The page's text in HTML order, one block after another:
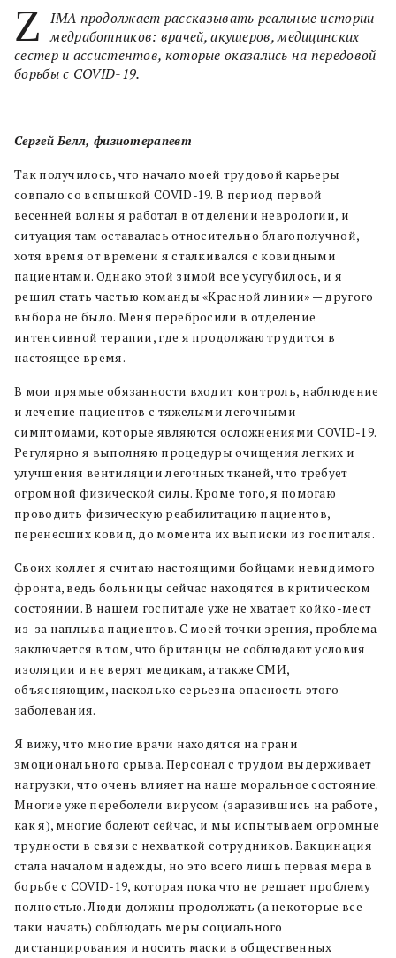
Z
IMA продолжает рассказывать реальные истории
медработников: врачей, акушеров, медицинских
сестер и ассистентов, которые оказались на передовой
борьбы с COVID-19.
Сергей Белл, физиотерапевт
Так получилось, что начало моей трудовой карьеры
совпало со вспышкой COVID-19. В период первой
весенней волны я работал в отделении неврологии, и
ситуация там оставалась относительно благополучной,
хотя время от времени я сталкивался с ковидными
пациентами. Однако этой зимой все усугубилось, и я
решил стать частью команды «Красной линии» — другого
выбора не было. Меня перебросили в отделение
интенсивной терапии, где я продолжаю трудится в
настоящее время.
В мои прямые обязанности входит контроль, наблюдение
и лечение пациентов с тяжелыми легочными
симптомами, которые являются осложнениями COVID-19.
Регулярно я выполняю процедуры очищения легких и
улучшения вентиляции легочных тканей, что требует
огромной физической силы. Кроме того, я помогаю
проводить физическую реабилитацию пациентов,
перенесших ковид, до момента их выписки из госпиталя.
Своих коллег я считаю настоящими бойцами невидимого
фронта, ведь больницы сейчас находятся в критическом
состоянии. В нашем госпитале уже не хватает койко-мест
из-за наплыва пациентов. С моей точки зрения, проблема
заключается в том, что британцы не соблюдают условия
изоляции и не верят медикам, а также СМИ,
объясняющим, насколько серьезна опасность этого
заболевания.
Я вижу, что многие врачи находятся на грани
эмоционального срыва. Персонал с трудом выдерживает
нагрузки, что очень влияет на наше моральное состояние.
Многие уже переболели вирусом (заразившись на работе,
как я), многие болеют сейчас, и мы испытываем огромные
трудности в связи с нехваткой сотрудников. Вакцинация
стала началом надежды, но это всего лишь первая мера в
борьбе с COVID-19, которая пока что не решает проблему
полностью. Люди должны продолжать (а некоторые все-
таки начать) соблюдать меры социального
дистанцирования и носить маски в общественных